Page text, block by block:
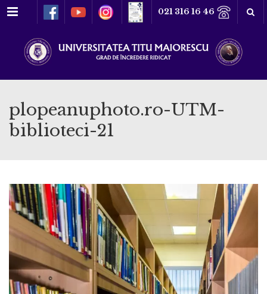
Meniu 021 316 16 46
plopeanuphoto.ro-UTM-
biblioteci-21